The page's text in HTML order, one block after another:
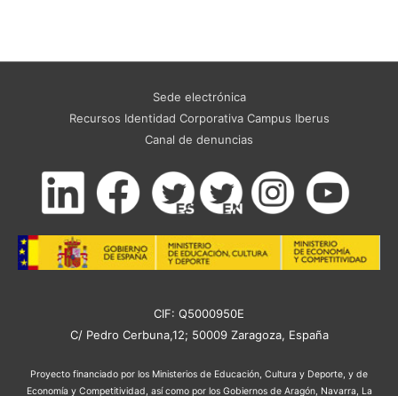
Sede electrónica
Recursos Identidad Corporativa Campus Iberus
Canal de denuncias
CIF: Q5000950E
C/ Pedro Cerbuna,12; 50009 Zaragoza, España
Proyecto financiado por los Ministerios de Educación, Cultura y Deporte, y de
Economía y Competitividad, así como por los Gobiernos de Aragón, Navarra, La